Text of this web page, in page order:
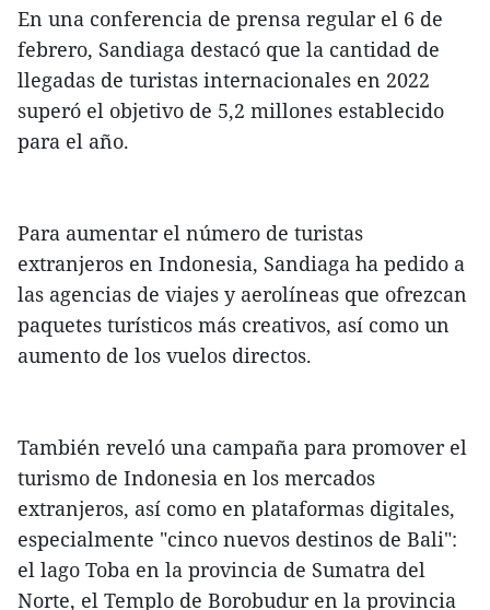
En una conferencia de prensa regular el 6 de
febrero, Sandiaga destacó que la cantidad de
llegadas de turistas internacionales en 2022
superó el objetivo de 5,2 millones establecido
para el año.
Para aumentar el número de turistas
extranjeros en Indonesia, Sandiaga ha pedido a
las agencias de viajes y aerolíneas que ofrezcan
paquetes turísticos más creativos, así como un
aumento de los vuelos directos.
También reveló una campaña para promover el
turismo de Indonesia en los mercados
extranjeros, así como en plataformas digitales,
especialmente "cinco nuevos destinos de Bali":
el lago Toba en la provincia de Sumatra del
Norte, el Templo de Borobudur en la provincia